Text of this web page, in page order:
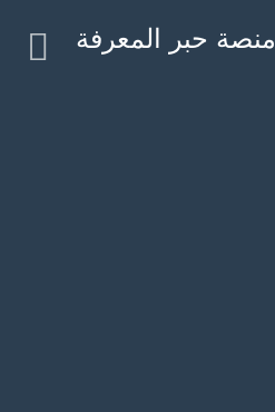
منصة حبر المعرفة